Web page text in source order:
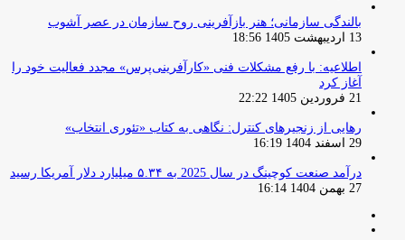
بالندگی سازمانی؛ هنر بازآفرینی روح سازمان در عصر آشوب
13 اردیبهشت 1405 18:56
اطلاعیه: با رفع مشکلات فنی «کارآفرینی‌پرس» مجدد فعالیت خود را
آغاز کرد
21 فروردین 1405 22:22
رهایی از زنجیرهای کنترل: نگاهی به کتاب «تئوری انتخاب»
29 اسفند 1404 16:19
درآمد صنعت کوچینگ در سال 2025 به ۵.۳۴ میلیارد دلار آمریکا رسید
27 بهمن 1404 16:14